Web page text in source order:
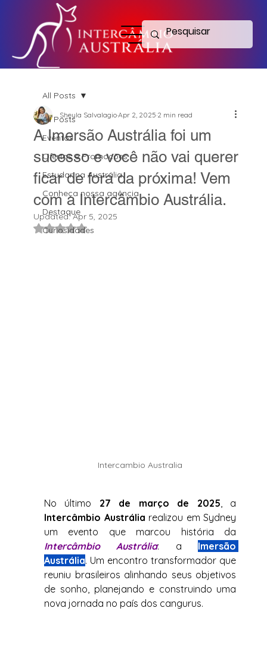
All Posts
Eventos
Ofertas e Promoções
Estudar na Austrália
Conheça nossa agência
Destaque
Curiosidades
All Posts
A Imersão Austrália foi um
sucesso e você não vai querer
ficar de fora da próxima! Vem
com a Intercâmbio Austrália.
Sheyla SalvalagioApr 2, 2025 2 min read
Updated:Apr 5, 2025
Rated NaN out of 5 stars.
Intercambio Australia
No último 27 de março de 2025
Intercâmbio Austrália realizou em Sydney
Intercâmbio Austrália: a Imersão
Austrália. Um encontro transformador que
reuniu brasileiros alinhando seus objetivos
de sonho, planejando e construindo uma
nova jornada no país dos cangurus.